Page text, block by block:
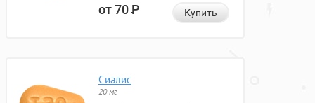
от 70Р Купить
Сиалис
20 мг